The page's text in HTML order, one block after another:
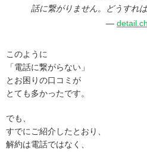
話に繋がりません。どうすれ
このように
「電話に繋がらない」
とお困りの口コミが
とても多かったです。
でも、
すでにご紹介したとおり、
解約は電話ではなく、